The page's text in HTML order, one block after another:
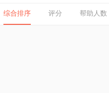
综合排序 评分 帮助人数